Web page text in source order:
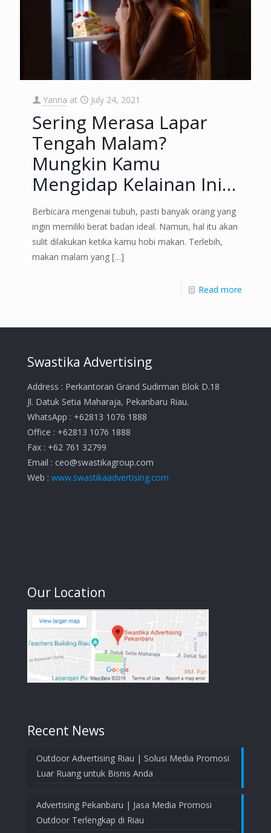
Yanna at July 24, 2021
Sering Merasa Lapar
Tengah Malam?
Mungkin Kamu
Mengidap Kelainan Ini…
Berbicara mengenai tubuh, pasti banyak orang yang
ingin memiliki berat badan ideal. Namun, hal itu akan
sulit dilakukan ketika kamu hobi makan. Terlebih,
makan malam yang […]
Read more
Swastika Advertising
Address : Perkantoran Grand Sudirman Blok D.18
Jl. Datuk Setia Maharaja, Pekanbaru Riau.
WhatsApp : +62813 1076 1888
Office : +62813 1076 1888
Fax : +62 761 32799
Email : ceo@swastikagroup.com
Web : www.swastikaadvertising.com
Our Location
Recent News
Outdoor Advertising Riau | Solusi Media Promosi
Luar Ruang untuk Bisnis Anda
Advertising Pekanbaru | Jasa Media Promosi
Outdoor Terlengkap di Riau